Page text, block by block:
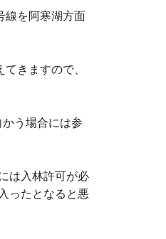
線を阿寒湖方面
きますので、
う場合には参
は入林許可が必
ったとなると悪